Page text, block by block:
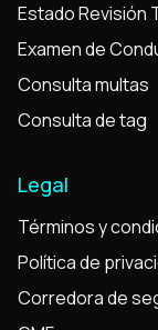
Estado Revisión
Examen de
Consulta multas
Consulta de tag
Legal
Términos y
Política de
Corredora de